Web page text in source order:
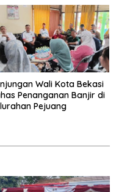
Wali Kota Bekasi
Penanganan Banjir di
Pejuang